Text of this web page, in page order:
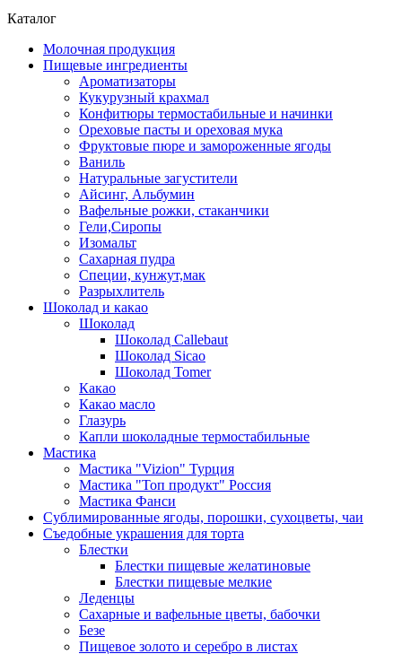
Каталог
Молочная продукция
Пищевые ингредиенты
Ароматизаторы
Кукурузный крахмал
Конфитюры термостабильные и начинки
Ореховые пасты и ореховая мука
Фруктовые пюре и замороженные ягоды
Ваниль
Натуральные загустители
Айсинг, Альбумин
Вафельные рожки, стаканчики
Гели,Сиропы
Изомальт
Сахарная пудра
Специи, кунжут,мак
Разрыхлитель
Шоколад и какао
Шоколад
Шоколад Callebaut
Шоколад Sicao
Шоколад Tomer
Какао
Какао масло
Глазурь
Капли шоколадные термостабильные
Мастика
Мастика "Vizion" Турция
Мастика "Топ продукт" Россия
Мастика Фанси
Сублимированные ягоды, порошки, сухоцветы, чаи
Съедобные украшения для торта
Блестки
Блестки пищевые желатиновые
Блестки пищевые мелкие
Леденцы
Сахарные и вафельные цветы, бабочки
Безе
Пищевое золото и серебро в листах